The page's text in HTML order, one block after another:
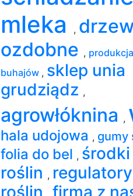
mleka
,
ozdobne ,
buhajów , sklep unia
grudziądz ,
agrowłóknina ,
hala udojowa , gumy
folia do bel ,
roślin ,
roślin firma z